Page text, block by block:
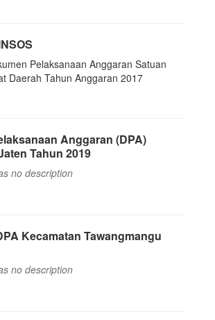
Pelaksanaan Anggaran Satuan
Daerah Tahun Anggaran 2017
Anggaran (DPA)
Tahun 2019
no description
Kecamatan Tawangmangu
no description